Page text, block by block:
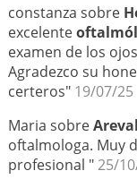
constanza sobre
excelente
examen de los
Agradezco su
certeros" 19/07/25
Maria sobre
oftalmologa. Muy
profesional "25/